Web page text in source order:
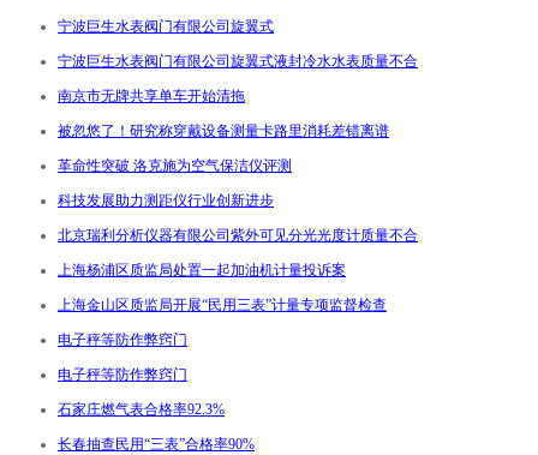
宁波巨生水表阀门有限公司旋翼式
宁波巨生水表阀门有限公司旋翼式液封冷水水表质量不合
南京市无牌共享单车开始清拖
被忽悠了！研究称穿戴设备测量卡路里消耗差错离谱
革命性突破 洛克施为空气保洁仪评测
科技发展助力测距仪行业创新进步
北京瑞利分析仪器有限公司紫外可见分光光度计质量不合
上海杨浦区质监局处置一起加油机计量投诉案
上海金山区质监局开展“民用三表”计量专项监督检查
电子秤等防作弊窍门
电子秤等防作弊窍门
石家庄燃气表合格率92.3%
长春抽查民用“三表”合格率90%